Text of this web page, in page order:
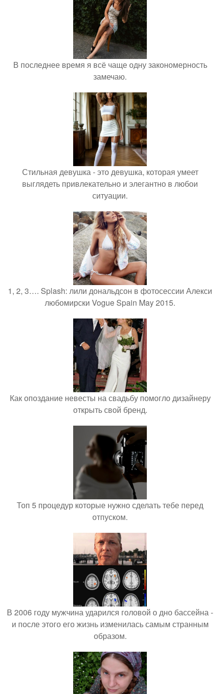
В последнее время я всё чаще одну закономерность
замечаю.
Стильная девушка - это девушка, которая умеет
выглядеть привлекательно и элегантно в любои
ситуации.
1, 2, 3…. Splash: лили дональдсон в фотосессии Алекси
любомирски Vogue Spain May 2015.
Как опоздание невесты на свадьбу помогло дизайнеру
открыть свой бренд.
Топ 5 процедур которые нужно сделать тебе перед
отпуском.
В 2006 году мужчина ударился головой о дно бассейна -
и после этого его жизнь изменилась самым странным
образом.